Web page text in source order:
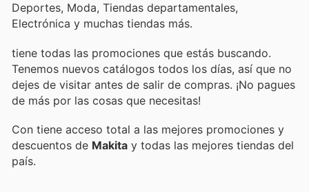
Deportes, Moda, Tiendas departamentales,
Electrónica y muchas tiendas más.
tiene todas las promociones que estás buscando.
Tenemos nuevos catálogos todos los días, así que no
dejes de visitar antes de salir de compras. ¡No pagues
de más por las cosas que necesitas!
Con tiene acceso total a las mejores promociones y
descuentos de Makita y todas las mejores tiendas del
país.